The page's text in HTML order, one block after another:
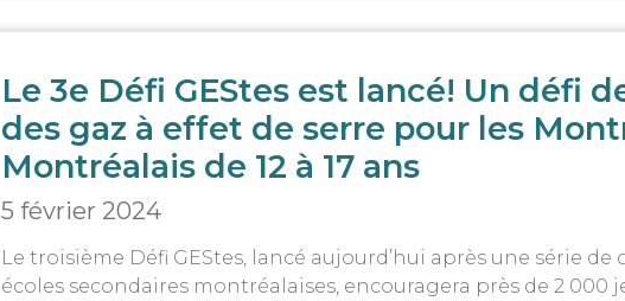
Le 3e Défi GEStes est lancé! Un défi
des gaz à effet de serre pour les
Montréalais de 12 à 17 ans
5 février 2024
Le troisième Défi GEStes, lancé aujourd’hui après une série
écoles secondaires montréalaises, encouragera près de 2 000